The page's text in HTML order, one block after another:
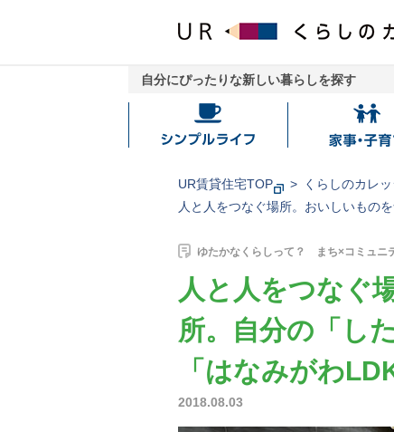
自分にぴったりな新しい暮らしを探す
シ
プ
ル
家
子
UR賃貸住宅TOP くらしのカレ
人と人をつなぐ場所。おいしいもの
ゆたかなくらしって？ まち×コミュニ
人と人をつなぐ
所。自分の「し
「はなみがわ
2018.08.03